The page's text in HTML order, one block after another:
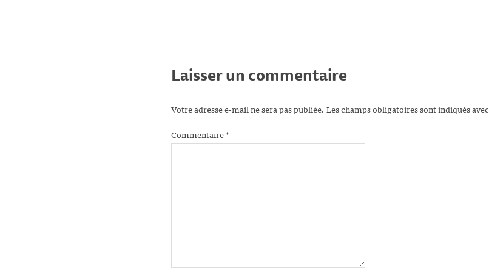
Laisser un commentaire
Votre adresse e-mail ne sera pas publiée. Les champs obligatoires sont indiqués avec
Commentaire*